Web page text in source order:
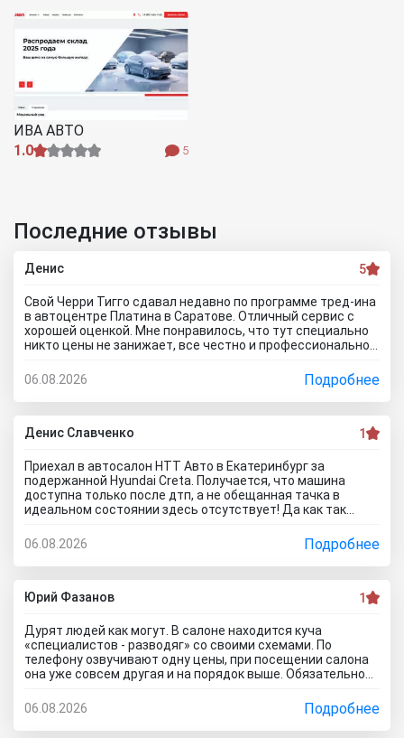
ИВА АВТО
1.0
5
Последние отзывы
Денис 5
Свой Черри Тигго сдавал недавно по программе тред-ина
в автоцентре Платина в Саратове. Отличный сервис с
хорошей оценкой. Мне понравилось, что тут специально
никто цены не занижает, все честно и профессионально.
предложили подготовку провести тут в салоне. Для
клиента это важно, самому возиться не надо. Сделали
все быстро и поставили нормальную цену. Теперь буду
ждать , пока тачку продадут, не сомневаюсь , что быстро
справятся так как тут работают профессионалы.
06.08.2026 Подробнее
Денис Славченко 1
Приехал в автосалон НТТ Авто в Екатеринбург за
подержанной Hyundai Creta. Получается, что машина
доступна только после дтп, а не обещанная тачка в
идеальном состоянии здесь отсутствует! Да как так
почти не ездила! Я ушел из салона, потому что мне такой
расклад не подходит. Битое авто я могу купить и с рук и
намного дешевле, чем тут... Сожаления только о
потерянном времени которого можно было избежать
если бы я почитал отзывы об автоцентре Нтт авто до
82В.
06.08.2026 Подробнее
Юрий Фазанов 1
Дурят людей как могут. В салоне находится куча
«специалистов - разводяг» со своими схемами. По
телефону озвучивают одну цены, при посещении салона
она уже совсем другая и на порядок выше. Обязательное
соответственно цена на авто вырастет на приличную
сумму. По телефону озвучивают каско якобы первый год в
подарок, а потом на ваше усмотрение и страхование
06.08.2026 Подробнее